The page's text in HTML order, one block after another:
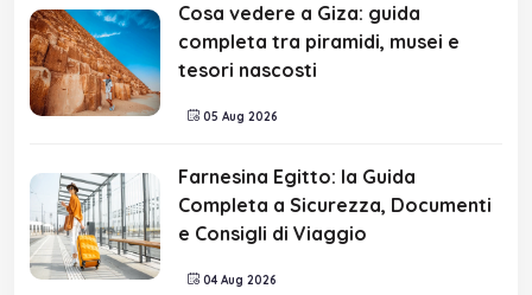
Cosa vedere a Giza: guida
completa tra piramidi, musei e
tesori nascosti
05 Aug 2026
Farnesina Egitto: la Guida
Completa a Sicurezza, Documenti
e Consigli di Viaggio
04 Aug 2026